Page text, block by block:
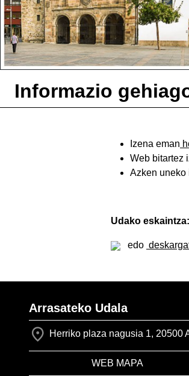
Informazio
Izena eman
Web bitartez
Azken uneko
Udako eskaintza:
edo
Arrasateko Udala
Herriko plaza nagusia 1, 20500
WEB MAPA